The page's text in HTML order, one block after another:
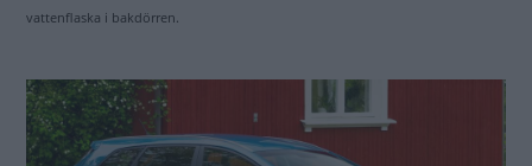
vattenflaska i bakdörren.